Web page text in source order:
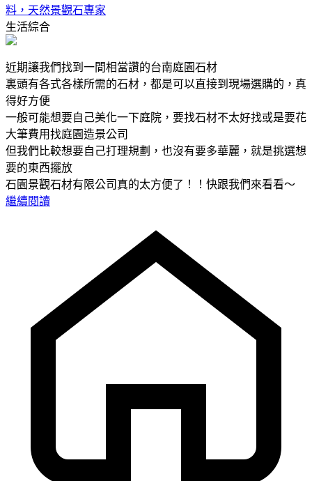
料，天然景觀石專家
生活綜合
近期讓我們找到一間相當讚的台南庭園石材
裏頭有各式各樣所需的石材，都是可以直接到現場選購的，真
得好方便
一般可能想要自己美化一下庭院，要找石材不太好找或是要花
大筆費用找庭園造景公司
但我們比較想要自己打理規劃，也沒有要多華麗，就是挑選想
要的東西擺放
石園景觀石材有限公司真的太方便了！！快跟我們來看看～
繼續閱讀